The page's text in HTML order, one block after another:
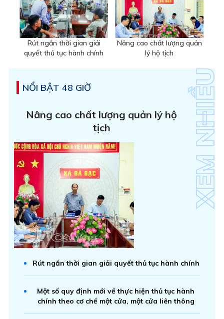
Rút ngắn thời gian giải
quyết thủ tục hành chính
Nâng cao chất lượng quản
lý hộ tịch
NỔI BẬT 48 GIỜ
Nâng cao chất lượng quản lý hộ
tịch
Rút ngắn thời gian giải quyết thủ tục hành chính
Một số quy định mới về thực hiện thủ tục hành
chính theo cơ chế một cửa, một cửa liên thông